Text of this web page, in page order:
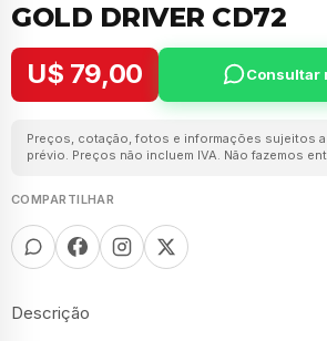
GOLD DRIVER CD72
U$ 79,00
Consultar
Preços, cotação, fotos e informações sujeitos
prévio. Preços não incluem IVA. Não fazemos
COMPARTILHAR
Descrição